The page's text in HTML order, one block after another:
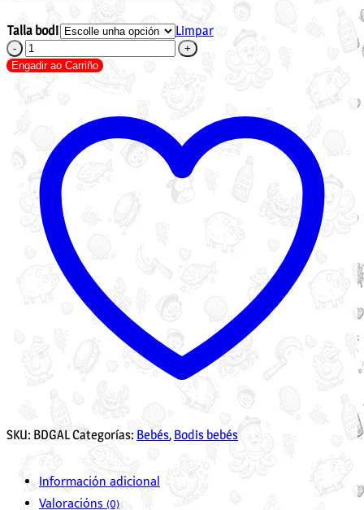
Talla bodi
Limpar
Bodi
Galeguiña
cantidade
Engadir ao Carriño
SKU: BDGALCategorías: Bebés, Bodis bebés
Información adicional
Valoracións (0)